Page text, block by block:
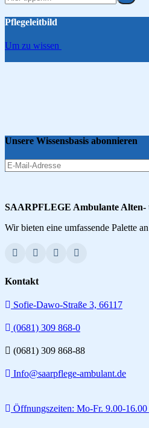
Pflegeleitbild
Um zu wissen
Unsere Wissensbasis abonnieren
SAARPFLEGE Ambulante Alten-
Wir bieten eine umfassende Palette
Kontakt
Sofie-Dawo-Straße 3, 66117
(0681) 309 868-0
(0681) 309 868-88
Info@saarpflege-ambulant.de
Öffnungszeiten: Mo-Fr. 9.00-